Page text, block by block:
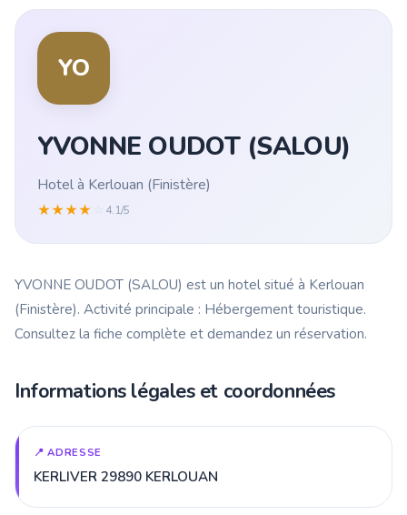
YO
YVONNE OUDOT (SALOU)
Hotel à Kerlouan (Finistère)
★★★★ 4.1/5
YVONNE OUDOT (SALOU) est un hotel situé à Kerlouan
(Finistère). Activité principale : Hébergement touristique.
Consultez la fiche complète et demandez un réservation.
Informations légales et coordonnées
📍 ADRESSE
KERLIVER 29890 KERLOUAN